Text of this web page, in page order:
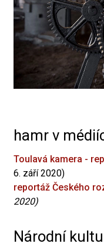
hamr v
Toulavá kamera -
6. září 2020)
reportáž Českého
2020)
Národní